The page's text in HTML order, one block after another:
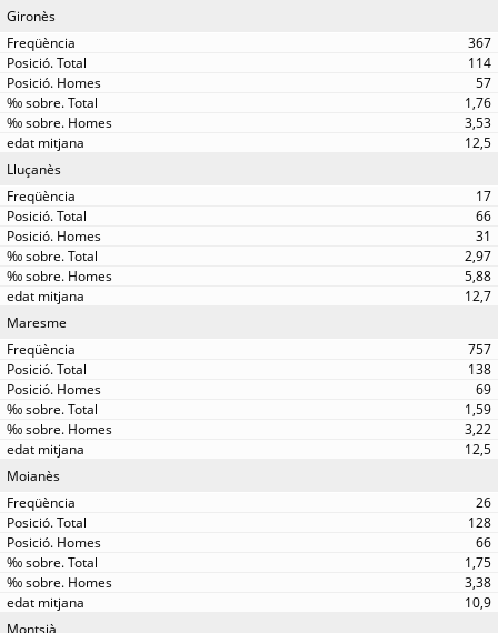
Gironès
367
114
57
1,76
3,53
12,5
Lluçanès
17
66
31
2,97
5,88
12,7
Maresme
757
138
69
1,59
3,22
12,5
Moianès
26
128
66
1,75
3,38
10,9
Montsià